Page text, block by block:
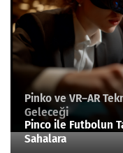
Pinko ve VR–AR
Geleceği
Pinco ile Futbolun
Sahalara